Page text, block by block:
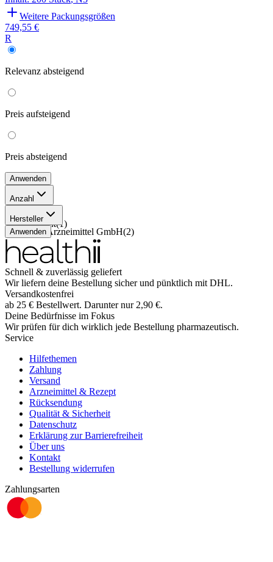
Weitere Packungsgrößen
749,55 €
R
Relevanz absteigend
Preis aufsteigend
Preis absteigend
Anwenden
Anzahl
60 Stück (1
200 Stück(1)
Hersteller
Desitin Arzneimittel GmbH(2)
Anwenden
Schnell & zuverlässig geliefert
Wir liefern deine Bestellung sicher und pünktlich mit DHL.
Versandkostenfrei
ab 25 € Bestellwert. Darunter nur 2,90 €.
Deine Bedürfnisse im Fokus
Wir prüfen für dich wirklich jede Bestellung pharmazeutisch.
Service
Hilfethemen
Zahlung
Versand
Arzneimittel & Rezept
Rücksendung
Qualität & Sicherheit
Datenschutz
Erklärung zur Barrierefreiheit
Über uns
Kontakt
Bestellung widerrufen
Zahlungsarten